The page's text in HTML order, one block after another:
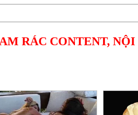
RÁC CONTENT,